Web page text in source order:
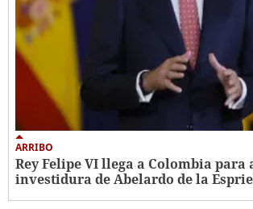
ARRIBO
Rey Felipe VI llega a Colombia para
investidura de Abelardo de la